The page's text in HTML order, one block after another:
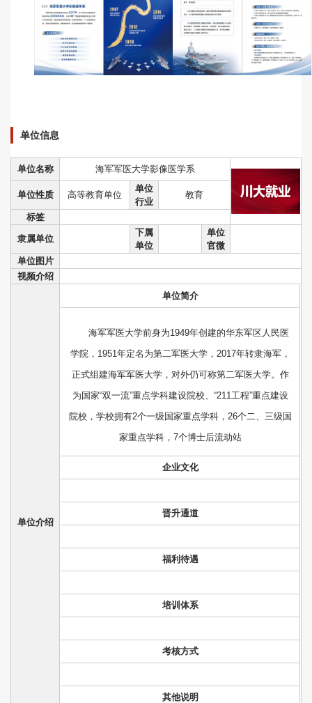
单位信息
单位名称 海军军医大学影像医学系
单位性质 高等教育单位
单位
行业
教育
标签
隶属单位
下属
单位
单位
官微
单位图片
视频介绍
单位介绍
单位简介
海军军医大学前身为1949年创建的华东军区人民医
学院，1951年定名为第二军医大学，2017年转隶海军，
正式组建海军军医大学，对外仍可称第二军医大学。作
为国家“双一流”重点学科建设院校、“211工程”重点建设
院校，学校拥有2个一级国家重点学科，26个二、三级国
家重点学科，7个博士后流动站
企业文化
晋升通道
福利待遇
培训体系
考核方式
其他说明